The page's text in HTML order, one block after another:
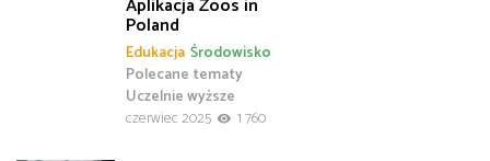
Aplikacja Zoos in
Poland
Edukacja
Polecane tematy
Środowisko
Uczelnie wyższe
czerwiec 2025
1 760